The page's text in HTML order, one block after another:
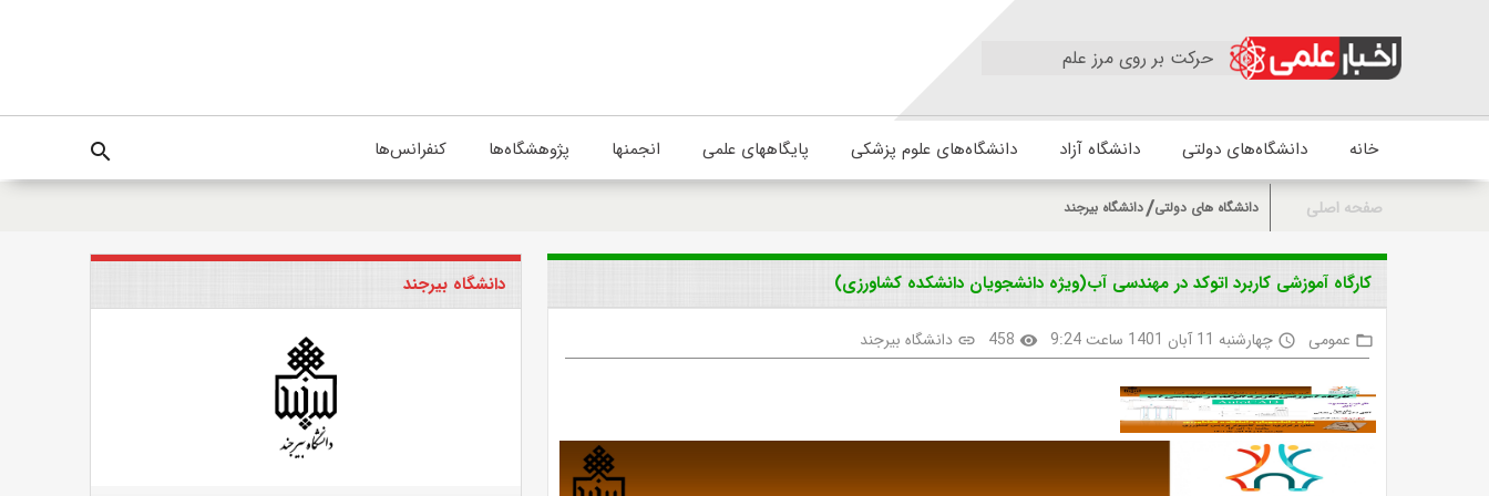
حرکت بر روی مرز علم
خانه دانشگاه‌های دولتی دانشگاه آزاد دانشگاه‌های علوم پزشکی پایگاههای علمی انجمنها پژوهشگاه‌ها کنفرانس‌ها search
صفحه اصلی دانشگاه های دولتی دانشگاه بیرجند
کارگاه آموزشی کاربرد اتوکد در مهندسی آب(ویژه دانشجویان دانشکده کشاورزی)
folder_open عمومی access_time چهارشنبه 11 آبان 1401 ساعت 9:24 visibility
458
link دانشگاه بیرجند
دانشگاه بیرجند